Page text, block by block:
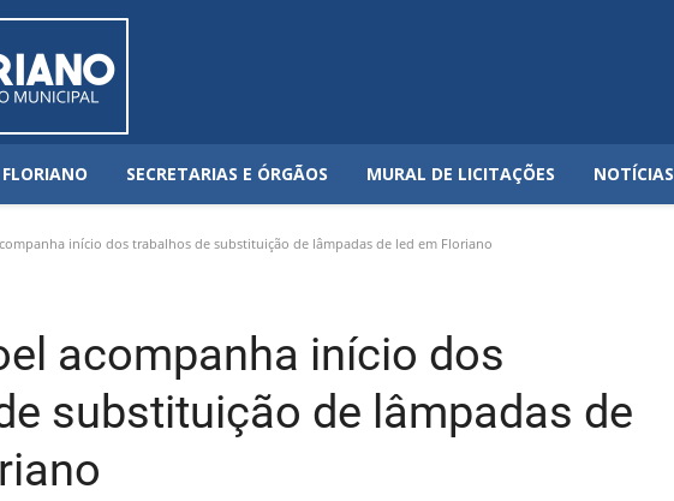
FLORIANO SECRETARIAS E ÓRGÃOS MURAL DE LICITAÇÕES NOTÍCIAS
início dos trabalhos de substituição de lâmpadas de led em Floriano
acompanha início dos
substituição de lâmpadas de